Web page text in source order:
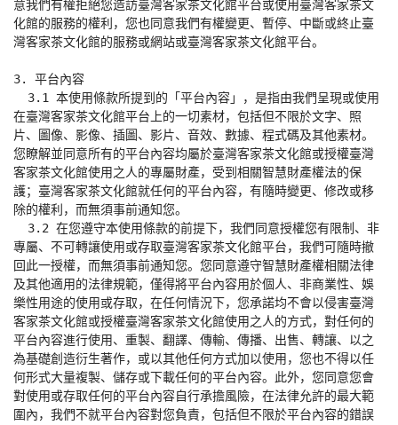
意我們有權拒絕您造訪臺灣客家茶文化館平台或使用臺灣客家茶文
化館的服務的權利，您也同意我們有權變更、暫停、中斷或終止臺
灣客家茶文化館的服務或網站或臺灣客家茶文化館平台。
3. 平台內容
在臺灣客家茶文化館平台上的一切素材，包括但不限於文字、照
片、圖像、影像、插圖、影片、音效、數據、程式碼及其他素材。
您瞭解並同意所有的平台內容均屬於臺灣客家茶文化館或授權臺灣
客家茶文化館使用之人的專屬財產，受到相關智慧財產權法的保
護；臺灣客家茶文化館就任何的平台內容，有隨時變更、修改或移
除的權利，而無須事前通知您。
專屬、不可轉讓使用或存取臺灣客家茶文化館平台，我們可隨時撤
回此一授權，而無須事前通知您。您同意遵守智慧財產權相關法律
及其他適用的法律規範，僅得將平台內容用於個人、非商業性、娛
樂性用途的使用或存取，在任何情況下，您承諾均不會以侵害臺灣
客家茶文化館或授權臺灣客家茶文化館使用之人的方式，對任何的
平台內容進行使用、重製、翻譯、傳輸、傳播、出售、轉讓、以之
為基礎創造衍生著作，或以其他任何方式加以使用，您也不得以任
何形式大量複製、儲存或下載任何的平台內容。此外，您同意您會
對使用或存取任何的平台內容自行承擔風險，在法律允許的最大範
圍內，我們不就平台內容對您負責，包括但不限於平台內容的錯誤